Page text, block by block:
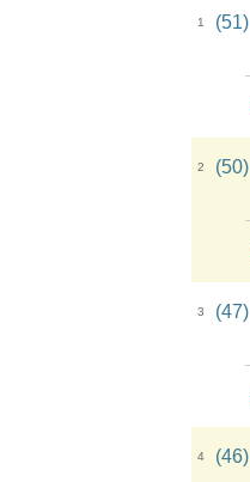
1 (51)
2 (50)
3 (47)
4 (46)